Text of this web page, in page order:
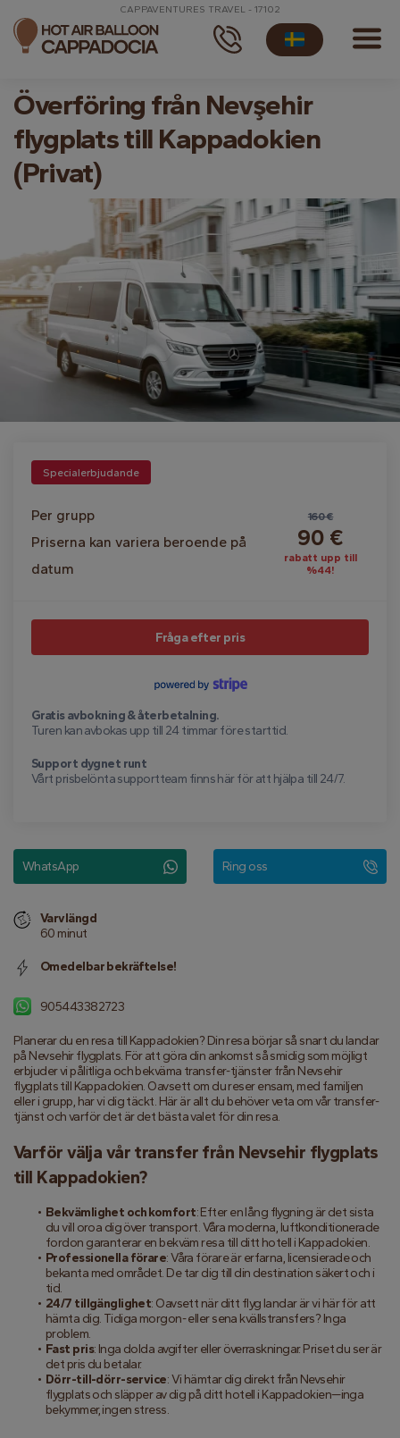
CAPPAVENTURES TRAVEL - 17102
Överföring från Nevşehir
flygplats till Kappadokien
(Privat)
Planerar du en resa till Kappadokien? Din resa börjar så snart du landar
på Nevsehir flygplats. För att göra din ankomst så smidig som möjligt
erbjuder vi pålitliga och bekväma transfer-tjänster från Nevsehir
flygplats till Kappadokien. Oavsett om du reser ensam, med familjen
eller i grupp, har vi dig täckt. Här är allt du behöver veta om vår transfer-
tjänst och varför det är det bästa valet för din resa.
Varför välja vår transfer från Nevsehir flygplats
till Kappadokien?
Bekvämlighet och komfort: Efter en lång flygning är det sista
du vill oroa dig över transport. Våra moderna, luftkonditionerade
fordon garanterar en bekväm resa till ditt hotell i Kappadokien.
Professionella förare: Våra förare är erfarna, licensierade och
bekanta med området. De tar dig till din destination säkert och i
tid.
24/7 tillgänglighet: Oavsett när ditt flyg landar är vi här för att
hämta dig. Tidiga morgon- eller sena kvällstransfers? Inga
problem.
Fast pris: Inga dolda avgifter eller överraskningar. Priset du ser är
det pris du betalar.
Dörr-till-dörr-service: Vi hämtar dig direkt från Nevsehir
flygplats och släpper av dig på ditt hotell i Kappadokien—inga
bekymmer, ingen stress.
Specialerbjudande
Per grupp
Priserna kan variera beroende på
datum
160 €
90 €
rabatt upp till
%44!
Fråga efter pris
Gratis avbokning & återbetalning.
Turen kan avbokas upp till 24 timmar före starttid.
Support dygnet runt
Vårt prisbelönta supportteam finns här för att hjälpa till 24/7.
WhatsApp Ring oss
Varvlängd
60 minut
Omedelbar bekräftelse!
905443382723